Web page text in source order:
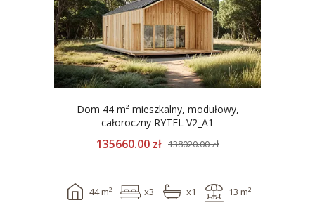
Dom 44 m² mieszkalny, modułowy,
całoroczny RYTEL V2_A1
135660.00 zł 138020.00 zł
44 m² x3 x1 13 m²